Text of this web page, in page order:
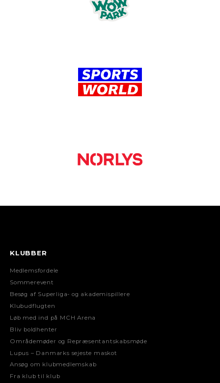
KLUBBER
Medlemsfordele
Sommerevent
Besøg af Superliga- og akademispillere
Klubudflugten
Løb med ind på MCH Arena
Bliv boldhenter
Områdemøder og Repræsentantskabsmøde
Lupus – Danmarks sejeste maskot
Ansøg om klubmedlemskab
Fra klub til klub